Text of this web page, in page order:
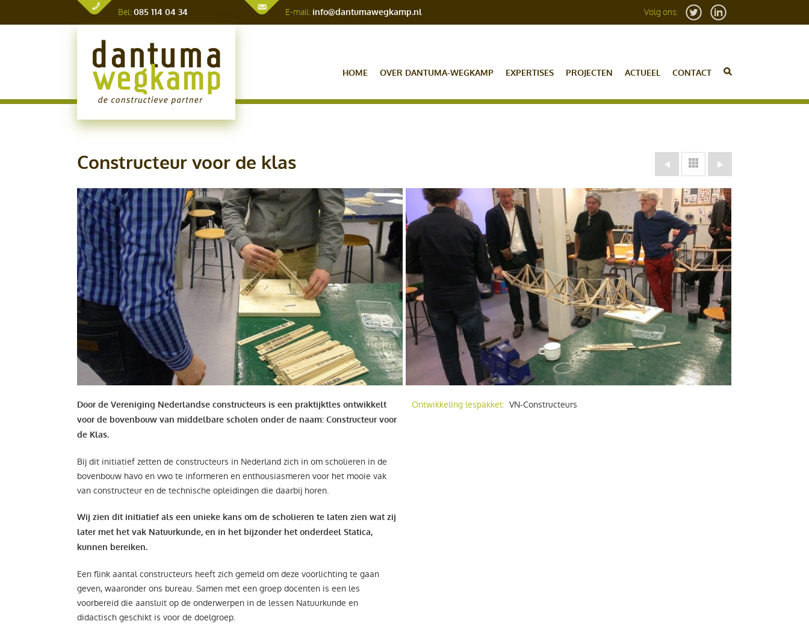
Bel:085 114 04 34 E-mail: info@dantumawegkamp.nl Volg ons:
HOME OVER DANTUMA-WEGKAMP EXPERTISES PROJECTEN ACTUEEL CONTACT
Constructeur voor de klas
Door de Vereniging Nederlandse constructeurs is een praktijktles ontwikkelt
voor de bovenbouw van middelbare scholen onder de naam: Constructeur voor
de Klas.
Bij dit initiatief zetten de constructeurs in Nederland zich in om scholieren in de
bovenbouw havo en vwo te informeren en enthousiasmeren voor het mooie vak
van constructeur en de technische opleidingen die daarbij horen.
Wij zien dit initiatief als een unieke kans om de scholieren te laten zien wat zij
later met het vak Natuurkunde, en in het bijzonder het onderdeel Statica,
kunnen bereiken.
Een flink aantal constructeurs heeft zich gemeld om deze voorlichting te gaan
geven, waaronder ons bureau. Samen met een groep docenten is een les
voorbereid die aansluit op de onderwerpen in de lessen Natuurkunde en
didactisch geschikt is voor de doelgroep.
Ontwikkeling lespakket:VN-Constructeurs